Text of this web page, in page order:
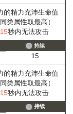
的精力充沛生命值
类属性取最高）
15秒内无法攻击
持续
15
的精力充沛生命值
类属性取最高）
15秒内无法攻击
持续